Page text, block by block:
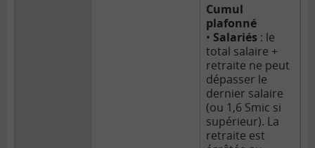
Cumul
plafonné
• Salariés : le
total salaire +
retraite ne peut
dépasser le
dernier salaire
(ou 1,6 Smic si
supérieur). La
retraite est